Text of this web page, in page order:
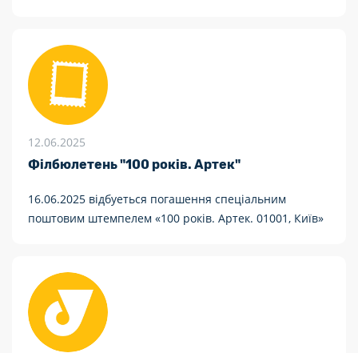
Всесвітнього дня донора.
12.06.2025
Філбюлетень "100 років. Артек"
16.06.2025 відбуеться погашення спеціальним
поштовим штемпелем «100 років. Артек. 01001, Київ»